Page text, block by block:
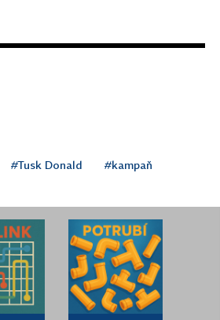
#Tusk Donald #kampaň